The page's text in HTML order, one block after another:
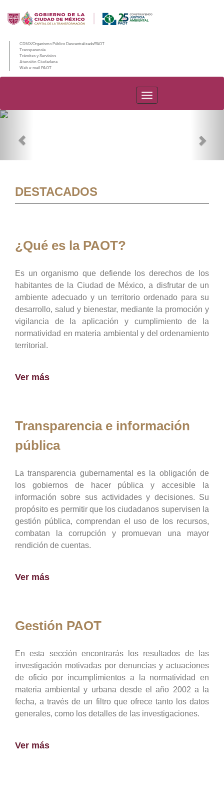
CDMX/Organismo Público Descentralizado/PAOT
Transparencia
Trámites y Servicios
Atención Ciudadana
Web e-mail PAOT
PAOT
DESTACADOS
¿Qué es la PAOT?
Es un organismo que defiende los derechos de los
habitantes de la Ciudad de México, a disfrutar de un
ambiente adecuado y un territorio ordenado para su
desarrollo, salud y bienestar, mediante la promoción y
vigilancia de la aplicación y cumplimiento de la
normatividad en materia ambiental y del ordenamiento
territorial.
Ver más
Transparencia e información
pública
La transparencia gubernamental es la obligación de
los gobiernos de hacer pública y accesible la
información sobre sus actividades y decisiones. Su
propósito es permitir que los ciudadanos supervisen la
gestión pública, comprendan el uso de los recursos,
combatan la corrupción y promuevan una mayor
rendición de cuentas.
Ver más
Gestión PAOT
En esta sección encontrarás los resultados de las
investigación motivadas por denuncias y actuaciones
de oficio por incumplimientos a la normatividad en
materia ambiental y urbana desde el año 2002 a la
fecha, a través de un filtro que ofrece tanto los datos
generales, como los detalles de las investigaciones.
Ver más